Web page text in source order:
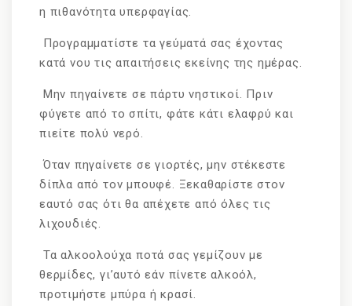
η πιθανότητα υπερφαγίας.
Προγραμματίστε τα γεύματά σας έχοντας
κατά νου τις απαιτήσεις εκείνης της ημέρας.
Μην πηγαίνετε σε πάρτυ νηστικοί. Πριν
φύγετε από το σπίτι, φάτε κάτι ελαφρύ και
πιείτε πολύ νερό.
Όταν πηγαίνετε σε γιορτές, μην στέκεστε
δίπλα από τον μπουφέ. Ξεκαθαρίστε στον
εαυτό σας ότι θα απέχετε από όλες τις
λιχουδιές.
Τα αλκοολούχα ποτά σας γεμίζουν με
θερμίδες, γι’αυτό εάν πίνετε αλκοόλ,
προτιμήστε μπύρα ή κρασί.